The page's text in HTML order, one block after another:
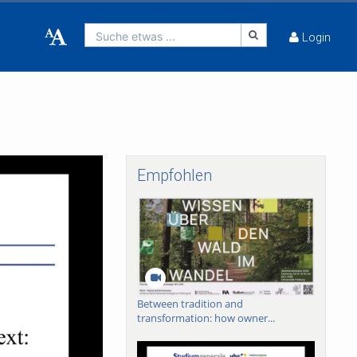
Suche etwas ... Login
Empfohlen
Between tradition and
transformation: how owner...